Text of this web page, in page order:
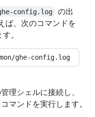
config.log
の出
ば、次のコマンドを
。
理シェルに接続し、
コマンドを実行します。